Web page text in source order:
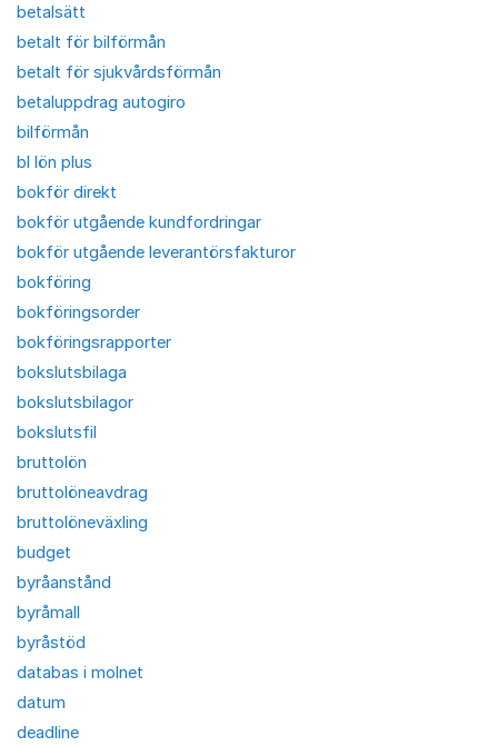
betalsätt
betalt för bilförmån
betalt för sjukvårdsförmån
betaluppdrag autogiro
bilförmån
bl lön plus
bokför direkt
bokför utgående kundfordringar
bokför utgående leverantörsfakturor
bokföring
bokföringsorder
bokföringsrapporter
bokslutsbilaga
bokslutsbilagor
bokslutsfil
bruttolön
bruttolöneavdrag
bruttolöneväxling
budget
byråanstånd
byråmall
byråstöd
databas i molnet
datum
deadline